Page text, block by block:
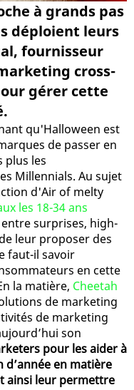
à grands pas
déploient leurs
fournisseur
cross-
gérer cette
qu'Halloween est
de passer en
plus les
Millennials. Au sujet
d'Air of melty
les 18-34 ans
entre surprises, high-
leur proposer des
faut-il savoir
en cette
la matière, Cheetah
de marketing
de marketing
son
pour les aider à
en matière
ainsi leur permettre